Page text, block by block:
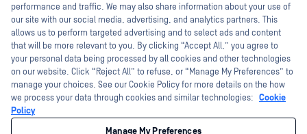
漏洞计划
合作伙伴
认证
技术合作伙伴
渠道合作伙伴计划
网络研讨会
产品型录
白皮书
免费工具
©2026OPSWAT . 保留所有权利。OPSWAT、MetaDefender、Metascan、
MetaAccess、OPSWAT 、"不信任文件，不信任设备"、"OPSWAT "、"保护全球关
performance and traffic. We may also share information about your use of
our site with our social media, advertising, and analytics partners. This
allows us to perform targeted advertising and to select ads and content
that will be more relevant to you. By clicking “Accept All,” you agree to
your personal data being processed by all cookies and other technologies
on our website. Click “Reject All” to refuse, or “Manage My Preferences” to
manage your choices. See our Cookie Policy for more details on the how
we process your data through cookies and similar technologies: Cookie
Policy
Manage My Preferences
How can I help you secure what's critical
today?